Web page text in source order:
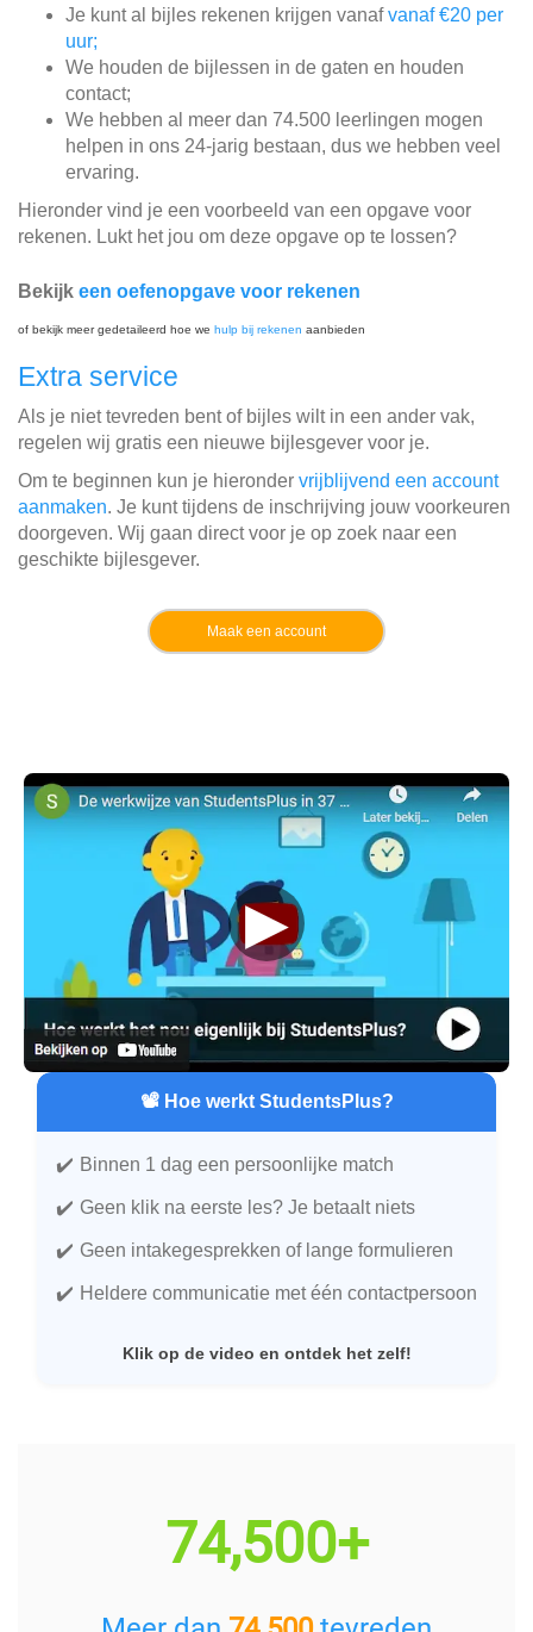
Je kunt al bijles rekenen krijgen vanafvanaf €20 per
uur;
We houden de bijlessen in de gaten en houden
contact;
We hebben al meer dan 74.500 leerlingen mogen
helpen in ons 24-jarig bestaan, dus we hebben veel
ervaring.
Hieronder vind je een voorbeeld van een opgave voor
rekenen. Lukt het jou om deze opgave op te lossen?
Bekijk een oefenopgave voor rekenen
of bekijk meer gedetaileerd hoe we hulp bij rekenen aanbieden
Extra service
Als je niet tevreden bent of bijles wilt in een ander vak,
regelen wij gratis een nieuwe bijlesgever voor je.
Om te beginnen kun je hieronder vrijblijvend een account
aanmaken. Je kunt tijdens de inschrijving jouw voorkeuren
doorgeven. Wij gaan direct voor je op zoek naar een
geschikte bijlesgever.
Maak een account
▶
📽️ Hoe werkt StudentsPlus?
Binnen 1 dag een persoonlijke match
Geen klik na eerste les? Je betaalt niets
Geen intakegesprekken of lange formulieren
Heldere communicatie met één contactpersoon
Klik op de video en ontdek het zelf!
74,500+